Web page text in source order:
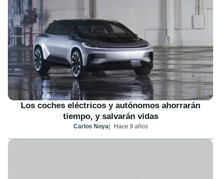
Los coches eléctricos y autónomos ahorrarán
tiempo, y salvarán vidas
Carlos Noya Hace 9 años